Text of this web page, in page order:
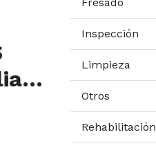
Inspección
Limpieza
Otros
Rehabilitación